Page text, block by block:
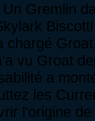
Un Gremlin
chargé
vu Groat
a
les
l'origine